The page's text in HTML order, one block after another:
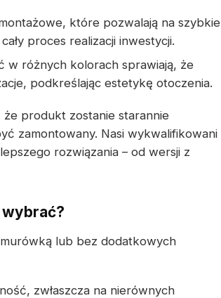
które pozwalają na szybkie
proces realizacji inwestycji.
w różnych kolorach sprawiają, że
podkreślając estetykę otoczenia.
że produkt zostanie starannie
zamontowany. Nasi wykwalifikowani
rozwiązania – od wersji z
wybrać?
lub bez dodatkowych
zwłaszcza na nierównych